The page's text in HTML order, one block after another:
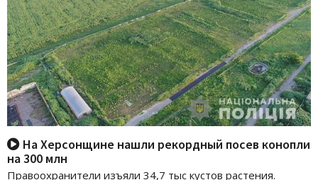
На Херсонщине нашли рекордный посев конопли
на 300 млн
Правоохранители изъяли 34,7 тыс кустов растения.